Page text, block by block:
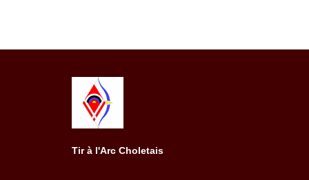
Tir à l'Arc Choletais